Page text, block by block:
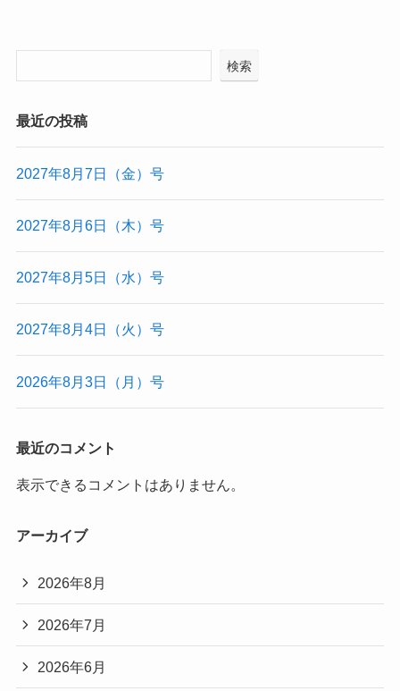
検索
最近の投稿
2027年8月7日（金）号
2027年8月6日（木）号
2027年8月5日（水）号
2027年8月4日（火）号
2026年8月3日（月）号
最近のコメント
表示できるコメントはありません。
アーカイブ
2026年8月
2026年7月
2026年6月